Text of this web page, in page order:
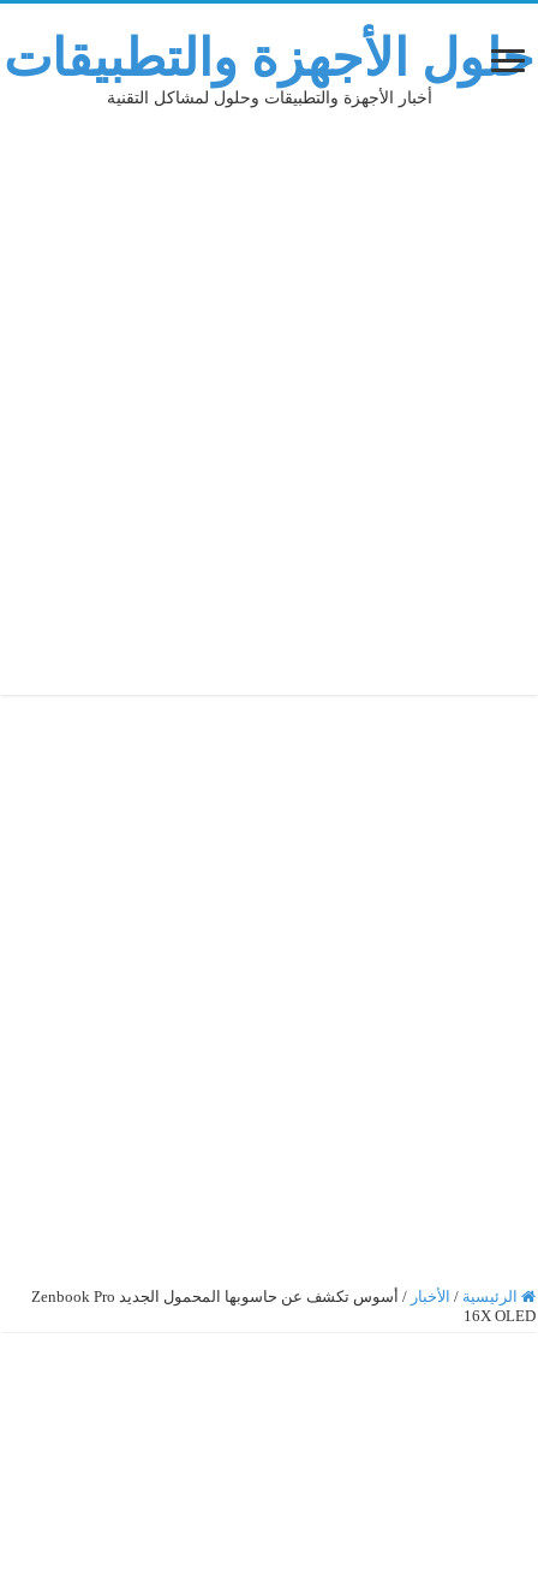
حلول الأجهزة والتطبيقات
أخبار الأجهزة والتطبيقات وحلول لمشاكل التقنية
الرئيسية / الأخبار /
أسوس تكشف عن حاسوبها المحمول الجديد Zenbook Pro
16X OLED